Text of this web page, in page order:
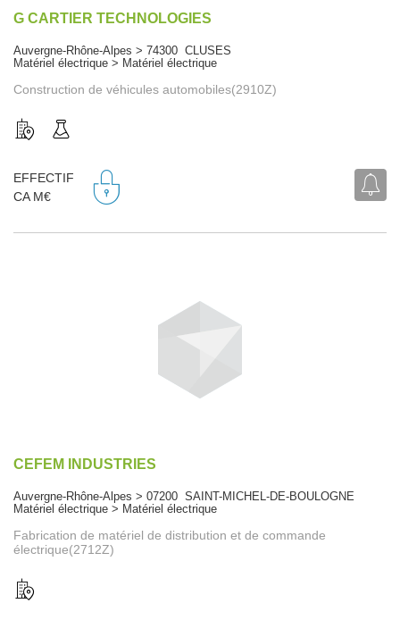
G CARTIER TECHNOLOGIES
Auvergne-Rhône-Alpes > 74300 CLUSES
Matériel électrique > Matériel électrique
Construction de véhicules automobiles(2910Z)
EFFECTIF
CA M€
CEFEM INDUSTRIES
Auvergne-Rhône-Alpes > 07200 SAINT-MICHEL-DE-BOULOGNE
Matériel électrique > Matériel électrique
Fabrication de matériel de distribution et de commande
électrique(2712Z)